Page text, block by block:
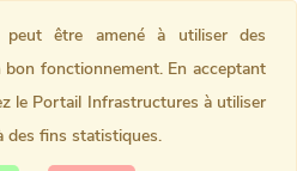
peut être amené à utiliser des
fonctionnement. En acceptant
le Portail Infrastructures à utiliser
des fins statistiques.